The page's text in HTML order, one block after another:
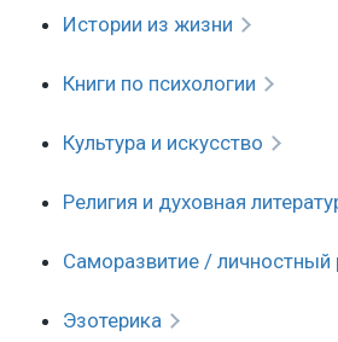
Истории из жизни
Книги по психологии
Культура и искусство
Религия и духовная
Саморазвитие / личностный
Эзотерика